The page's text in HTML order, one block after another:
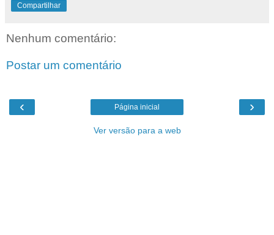
Compartilhar
Nenhum comentário:
Postar um comentário
‹ ›
Página inicial
Ver versão para a web